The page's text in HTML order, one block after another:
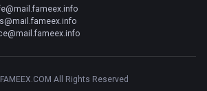
All Rights Reserved